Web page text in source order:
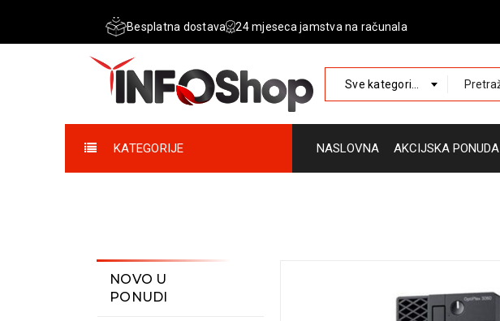
Besplatna dostava 24 mjeseca jamstva na računala
Sve kategorije
KATEGORIJE NASLOVNA AKCIJSKA PONUDA
NOVO U
PONUDI